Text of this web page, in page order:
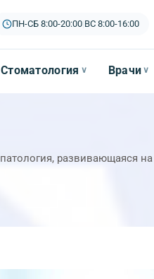
ПН-СБ 8:00-20:00| ВС 8:00-16:00
Стоматология ∨ Врачи ∨
патология, развивающаяся